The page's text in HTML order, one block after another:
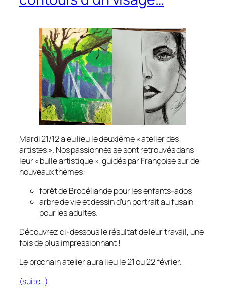
Mardi 21/12 a eu lieu le deuxième « atelier des
artistes ». Nos passionnés se sont retrouvés dans
leur « bulle artistique », guidés par Françoise sur de
nouveaux thèmes :
forêt de Brocéliande pour les enfants-ados
arbre de vie et dessin d’un portrait au fusain
pour les adultes.
Découvrez ci-dessous le résultat de leur travail, une
fois de plus impressionnant !
Le prochain atelier aura lieu le 21 ou 22 février.
(suite…)